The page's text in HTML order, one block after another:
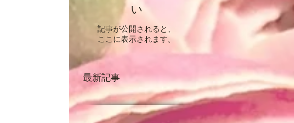
い
記事が公開されると、
ここに表示されます。
最新記事